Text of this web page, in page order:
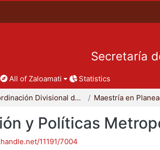
Secretaría
All of Zaloamati Statistics
Coordinación Divisional de Posgrado
y Políticas
11191/7004